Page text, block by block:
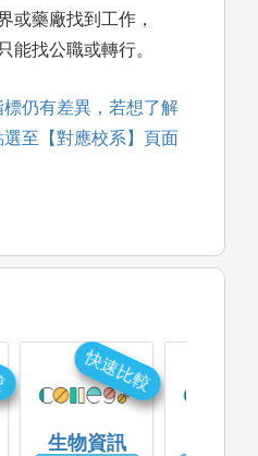
或藥廠找到工作，
能找公職或轉行。
仍有差異，若想了解
至【對應校系】頁面
生物資訊
快速比較